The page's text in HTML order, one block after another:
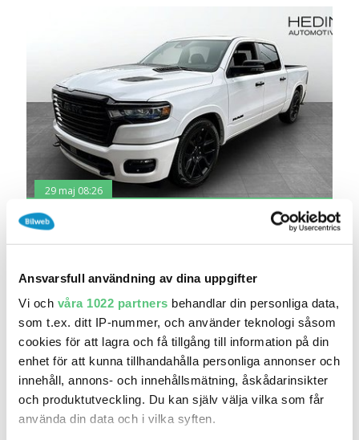
Ansvarsfull användning av dina uppgifter
Vi och våra 1022 partners behandlar din personliga data,
som t.ex. ditt IP-nummer, och använder teknologi såsom
cookies för att lagra och få tillgång till information på din
enhet för att kunna tillhandahålla personliga annonser och
innehåll, annons- och innehållsmätning, åskådarinsikter
och produktutveckling. Du kan själv välja vilka som får
använda din data och i vilka syften.
29 maj 08:26
Dodge Ram 1500 Laie Night Edition Premium
3.0..
Hedin Automotive Halmstad Bilvaruhuset
Mil: 0 År: 2025 Drivmedel:
Gratis historik
Räkna på försäkring
Jämför Se bil